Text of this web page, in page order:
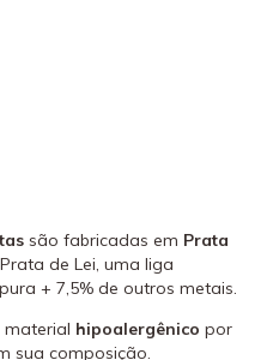
são fabricadas em Prata
de Lei, uma liga
+ 7,5% de outros metais.
material hipoalergênico por
sua composição.